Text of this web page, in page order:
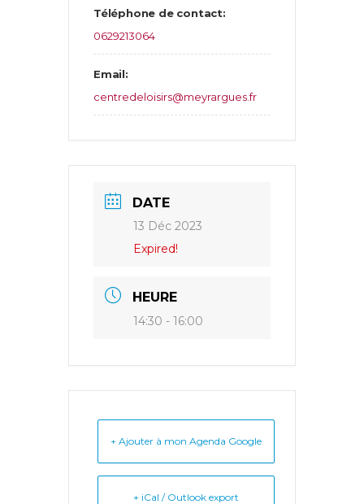
Téléphone de contact:
0629213064
Email:
centredeloisirs@meyrargues.fr
DATE
13 Déc 2023
Expired!
HEURE
14:30 - 16:00
+ Ajouter à mon Agenda Google
+ iCal / Outlook export